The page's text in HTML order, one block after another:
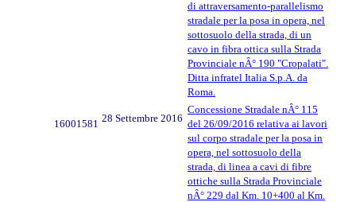
di attraversamento-parallelismo
stradale per la posa in opera, nel
sottosuolo della strada, di un
cavo in fibra ottica sulla Strada
Provinciale nÂ° 190 "Cropalati".
Ditta infratel Italia S.p.A. da
Roma.
16001581 28 Settembre 2016
Concessione Stradale nÂ° 115
del 26/09/2016 relativa ai lavori
sul corpo stradale per la posa in
opera, nel sottosuolo della
strada, di linea a cavi di fibre
ottiche sulla Strada Provinciale
nÂ° 229 dal Km. 10+400 al Km.